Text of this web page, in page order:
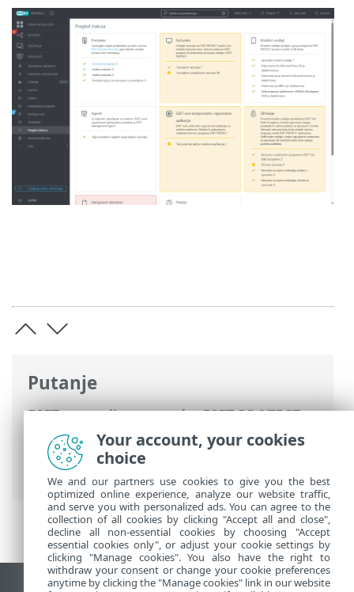
Putanje
ESET-ova online pomoć>ESET PROTECT>
Upotreba sustava ESET PROTECT>ESET
PROTECT Glavni izbornik > Pregled
statusa
Your account, your cookies
choice
We and our partners use cookies to give you the best
optimized online experience, analyze our website traffic,
and serve you with personalized ads. You can agree to the
collection of all cookies by clicking "Accept all and close",
decline all non-essential cookies by choosing "Accept
essential cookies only", or adjust your cookie settings by
clicking "Manage cookies". You also have the right to
withdraw your consent or change your cookie preferences
anytime by clicking the "Manage cookies" link in our website